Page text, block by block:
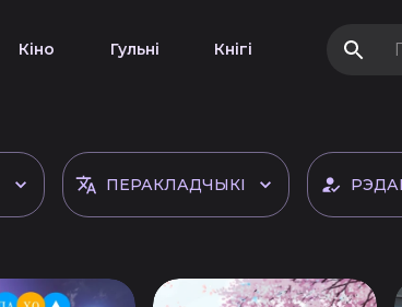
Кіно Гульні Кнігі
ПЕРАКЛАДЧЫКІ